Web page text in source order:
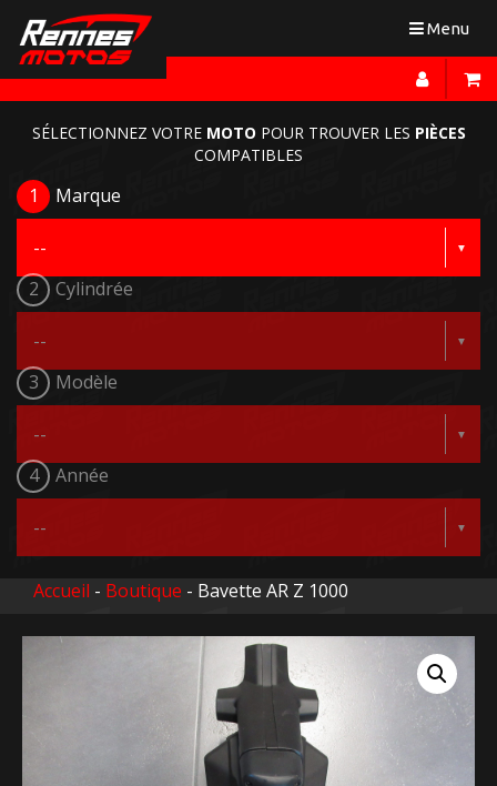
Toggle
Menu
SÉLECTIONNEZ VOTRE MOTO POUR TROUVER LES PIÈCES
COMPATIBLES
1 Marque
2 Cylindrée
3 Modèle
4 Année
Accueil - Boutique - Bavette AR Z 1000